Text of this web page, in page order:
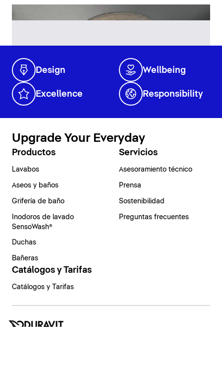
Design Wellbeing
Excellence Responsibility
Upgrade Your Everyday
Productos
Lavabos
Aseos y baños
Grifería de baño
Inodoros de lavado
SensoWash®
Duchas
Bañeras
Servicios
Asesoramiento técnico
Prensa
Sostenibilidad
Preguntas frecuentes
Catálogos y Tarifas
Catálogos y Tarifas